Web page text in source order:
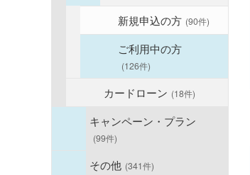
新規申込の方 (90件)
ご利用中の方
(126件)
カードローン (18件)
キャンペーン・プラン
(99件)
その他 (341件)